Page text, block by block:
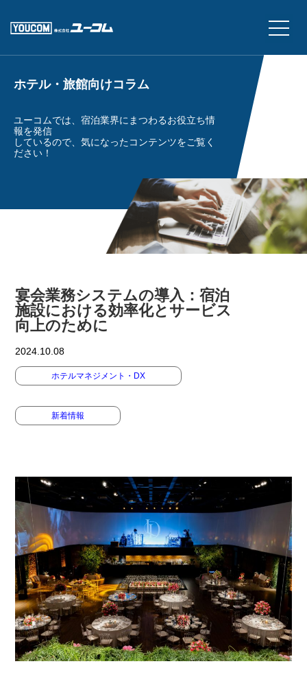
ホテル・旅館向けコラム
ユーコムでは、宿泊業界にまつわるお役立ち情
報を発信
しているので、気になったコンテンツをご覧く
ださい！
宴会業務システムの導入：宿泊
施設における効率化とサービス
向上のために
2024.10.08
ホテルマネジメント・DX
新着情報